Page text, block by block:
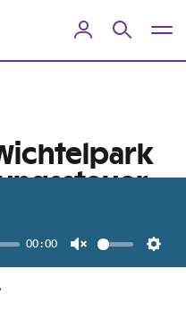
00:00
Unmute
sieht das
Franz